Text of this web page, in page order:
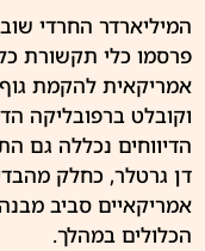
המיליארדר החרדי
פרסמו כלי תקשורת
אמריקאית להקמת
וקובלט ברפובליקה
הדיווחים נכללה גם
דן גרטלר, כחלק
אמריקאיים סביב
הכלולים במהלך.